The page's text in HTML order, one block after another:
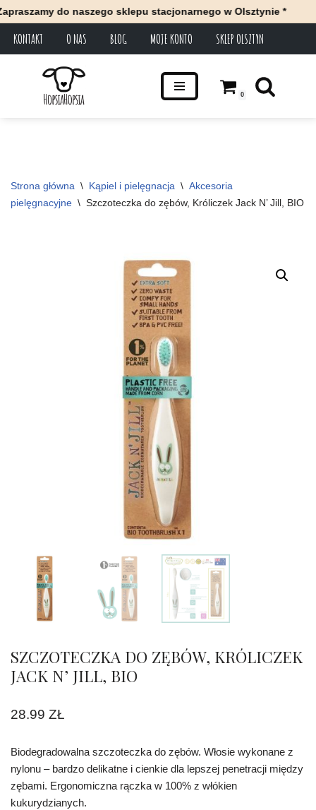
do naszego sklepu stacjonarnego w Olsztynie *
KONTAKT O NAS BLOG MOJE KONTO SKLEP OLSZTYN
0
Strona główna \ Kąpiel i pielęgnacja \ Akcesoria
pielęgnacyjne \ Szczoteczka do zębów, Króliczek Jack N’ Jill, BIO
SZCZOTECZKA DO ZĘBÓW, KRÓLICZEK
JACK N’ JILL, BIO
28.99 ZŁ
Biodegradowalna szczoteczka do zębów. Włosie wykonane z
nylonu – bardzo delikatne i cienkie dla lepszej penetracji między
zębami. Ergonomiczna rączka w 100% z włókien
kukurydzianych.